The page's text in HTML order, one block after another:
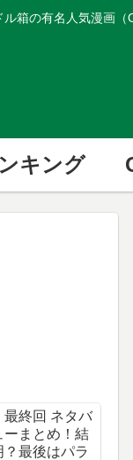
ル箱の有名人気漫画
キング
最終回 ネタバ
ーまとめ！結
最後はパラ